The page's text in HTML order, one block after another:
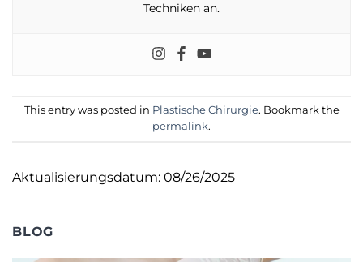
Techniken an.
This entry was posted in Plastische Chirurgie. Bookmark the
permalink.
Aktualisierungsdatum: 08/26/2025
BLOG